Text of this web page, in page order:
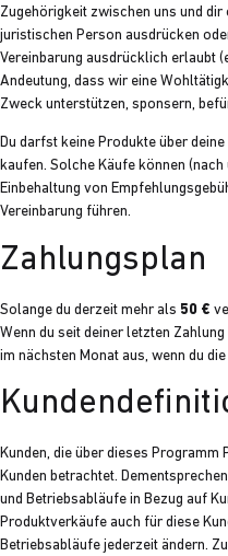
Zugehörigkeit zwischen uns und
juristischen Person ausdrücken
Vereinbarung ausdrücklich erlaubt
Andeutung, dass wir eine
Zweck unterstützen, sponsern,
Du darfst keine Produkte über
kaufen. Solche Käufe können
Einbehaltung von
Vereinbarung führen.
Zahlungsplan
Solange du derzeit mehr als 50 €
Wenn du seit deiner letzten Zahlung
im nächsten Monat aus, wenn du
Kunden, die über dieses
Kunden betrachtet.
und Betriebsabläufe in Bezug auf
Produktverkäufe auch für diese
Betriebsabläufe jederzeit ändern.